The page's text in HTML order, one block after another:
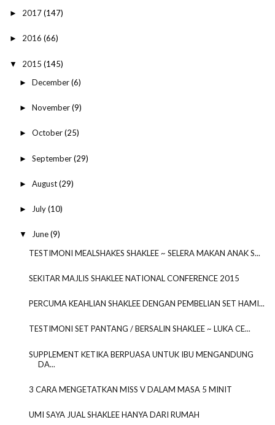
► 2017(147)
► 2016 (66)
▼ 2015 (145)
► December(6)
► November(9)
► October(25)
► September(29)
► August(29)
► July(10)
▼ June(9)
TESTIMONI MEALSHAKES SHAKLEE ~ SELERA MAKAN ANAK S...
SEKITAR MAJLIS SHAKLEE NATIONAL CONFERENCE 2015
PERCUMA KEAHLIAN SHAKLEE DENGAN PEMBELIAN SET HAMI...
TESTIMONI SET PANTANG / BERSALIN SHAKLEE ~ LUKA CE...
SUPPLEMENT KETIKA BERPUASA UNTUK IBU MENGANDUNG
DA...
3 CARA MENGETATKAN MISS V DALAM MASA 5 MINIT
UMI SAYA JUAL SHAKLEE HANYA DARI RUMAH